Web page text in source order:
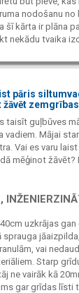
nodošanu no
šī kārta ir plāna
nekādu tvaika
pāris
žāvēt
taisīt guļbūves
vadiem. Mājai
Vai es varu
mēģinot žāvēt?
uzkrājas
sprauga
vai
Starp
ne vairāk kā
gar grīdas līsti